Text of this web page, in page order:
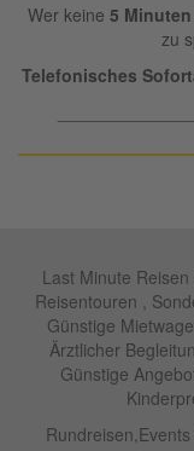
Wer keine 5
zu
Telefonisches
Last Minute
Reisentouren ,
Günstige
Ärztlicher
Günstige